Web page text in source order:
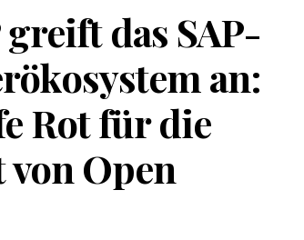
das SAP-
an:
Rot für die
Open